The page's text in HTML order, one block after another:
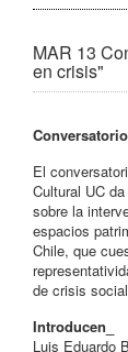
MAR 13
en crisis"
El
Cultural UC
sobre la
espacios
Chile, que
de crisis
Introducen_
Luis Eduardo